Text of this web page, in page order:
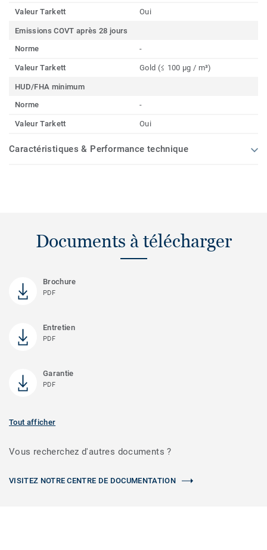
Valeur Tarkett Oui
Emissions COVT après 28 jours
Norme
-
Valeur Tarkett Gold (≤ 100 µg / m³)
HUD/FHA minimum
Norme
-
Valeur Tarkett Oui
Caractéristiques & Performance technique
Documents à télécharger
Brochure
PDF
Entretien
PDF
Garantie
PDF
Tout afficher
Vous recherchez d'autres documents ?
VISITEZ NOTRE CENTRE DE DOCUMENTATION